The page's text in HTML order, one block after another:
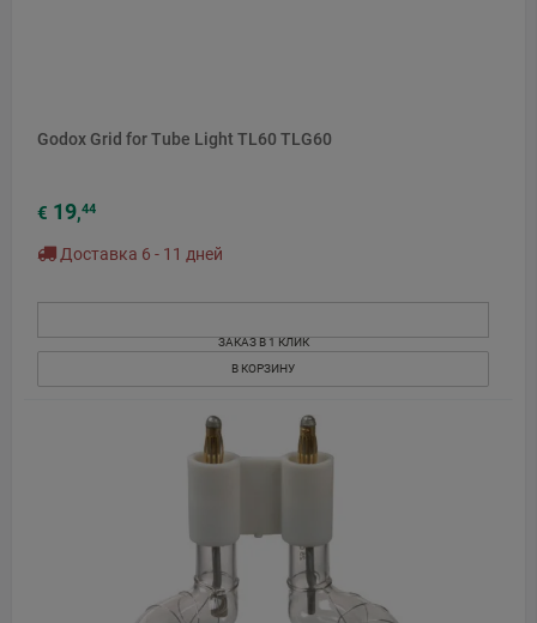
Godox Grid for Tube Light TL60 TLG60
€ 19,44
Доставка 6 - 11 дней
ЗАКАЗ В 1 КЛИК
В КОРЗИНУ